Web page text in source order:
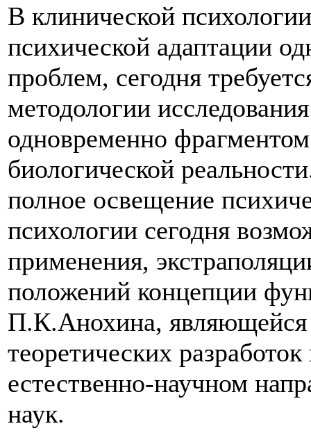
В клинической
психической адаптации
проблем, сегодня
методологии
одновременно
биологической
полное освещение
психологии сегодня
применения,
положений концепции
П.К.Анохина,
теоретических
естественно-научном
наук.